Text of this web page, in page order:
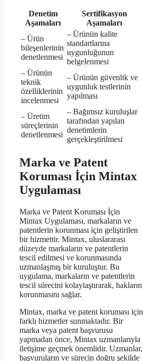
Denetim
Aşamaları
Sertifikasyon
Aşamaları
– Ürün
bileşenlerinin
denetlenmesi
– Ürünün kalite
standartlarına
uygunluğunun
belgelenmesi
– Ürünün
teknik
özelliklerinin
incelenmesi
– Ürünün güvenlik ve
uygunluk testlerinin
yapılması
– Üretim
süreçlerinin
denetlenmesi
– Bağımsız kuruluşlar
tarafından yapılan
denetimlerin
gerçekleştirilmesi
Marka ve Patent
Koruması İçin Mintax
Uygulaması
Marka ve Patent Koruması İçin
Mintax Uygulaması, markaların ve
patentlerin korunması için geliştirilen
bir hizmettir. Mintax, uluslararası
düzeyde markaların ve patentlerin
tescil edilmesi ve korunmasında
uzmanlaşmış bir kuruluştur. Bu
uygulama, markaların ve patentlerin
tescil sürecini kolaylaştırarak, hakların
korunmasını sağlar.
Mintax, marka ve patent koruması için
farklı hizmetler sunmaktadır. Bir
marka veya patent başvurusu
yapmadan önce, Mintax uzmanlarıyla
iletişime geçmek önemlidir. Uzmanlar,
başvuruların ve sürecin doğru şekilde